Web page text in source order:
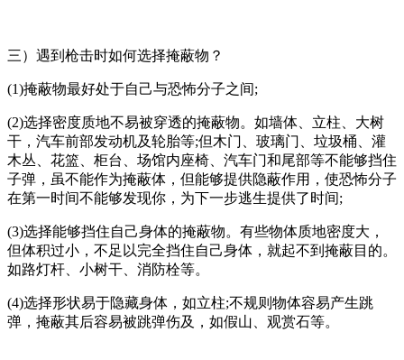
三）遇到枪击时如何选择掩蔽物？
(1)掩蔽物最好处于自己与恐怖分子之间;
(2)选择密度质地不易被穿透的掩蔽物。如墙体、立柱、大树
干，汽车前部发动机及轮胎等;但木门、玻璃门、垃圾桶、灌
木丛、花篮、柜台、场馆内座椅、汽车门和尾部等不能够挡住
子弹，虽不能作为掩蔽体，但能够提供隐蔽作用，使恐怖分子
在第一时间不能够发现你，为下一步逃生提供了时间;
(3)选择能够挡住自己身体的掩蔽物。有些物体质地密度大，
但体积过小，不足以完全挡住自己身体，就起不到掩蔽目的。
如路灯杆、小树干、消防栓等。
(4)选择形状易于隐藏身体，如立柱;不规则物体容易产生跳
弹，掩蔽其后容易被跳弹伤及，如假山、观赏石等。